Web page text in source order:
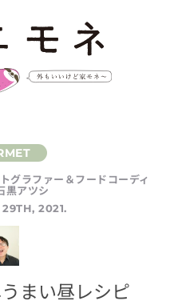
グラファー＆フードコーディ
黒アツシ
2021.
まい昼レシピ